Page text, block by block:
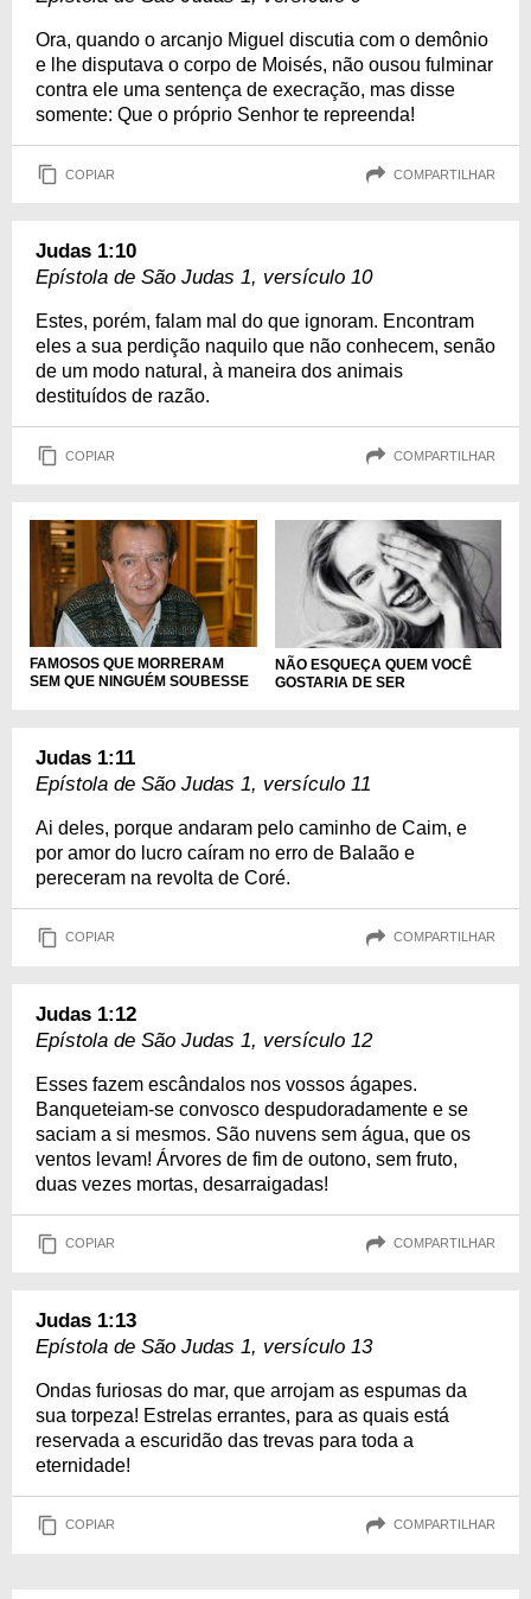
Ora, quando o arcanjo Miguel discutia com o demônio
e lhe disputava o corpo de Moisés, não ousou fulminar
contra ele uma sentença de execração, mas disse
somente: Que o próprio Senhor te repreenda!
COPIAR COMPARTILHAR
Judas 1:10
Epístola de São Judas 1, versículo 10
Estes, porém, falam mal do que ignoram. Encontram
eles a sua perdição naquilo que não conhecem, senão
de um modo natural, à maneira dos animais
destituídos de razão.
COPIAR COMPARTILHAR
FAMOSOS QUE MORRERAM
SEM QUE NINGUÉM SOUBESSE
NÃO ESQUEÇA QUEM VOCÊ
GOSTARIA DE SER
Judas 1:11
Epístola de São Judas 1, versículo 11
Ai deles, porque andaram pelo caminho de Caim, e
por amor do lucro caíram no erro de Balaão e
pereceram na revolta de Coré.
COPIAR COMPARTILHAR
Judas 1:12
Epístola de São Judas 1, versículo 12
Esses fazem escândalos nos vossos ágapes.
Banqueteiam-se convosco despudoradamente e se
saciam a si mesmos. São nuvens sem água, que os
ventos levam! Árvores de fim de outono, sem fruto,
duas vezes mortas, desarraigadas!
COPIAR COMPARTILHAR
Judas 1:13
Epístola de São Judas 1, versículo 13
Ondas furiosas do mar, que arrojam as espumas da
sua torpeza! Estrelas errantes, para as quais está
reservada a escuridão das trevas para toda a
eternidade!
COPIAR COMPARTILHAR